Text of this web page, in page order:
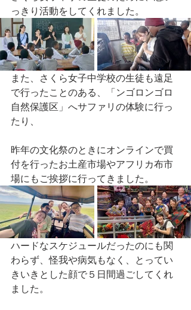
っきり活動をしてくれました。
また、さくら女子中学校の生徒も遠足
で行ったことのある、「ンゴロンゴロ
自然保護区」へサファリの体験に行っ
たり、
昨年の文化祭のときにオンラインで買
付を行ったお土産市場やアフリカ布市
場にもご挨拶に行ってきました。
ハードなスケジュールだったのにも関
わらず、怪我や病気もなく、とってい
きいきとした顔で５日間過ごしてくれ
ました。